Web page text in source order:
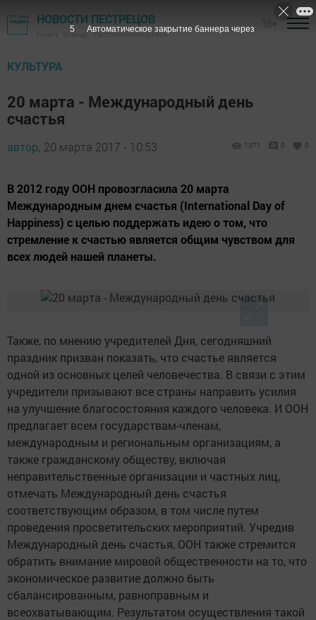
НОВОСТИ ПЕСТРЕЦОВ
Газета "Вперед" - Пестречинский район
КУЛЬТУРА
20 марта - Международный день
счастья
автор, 20 марта 2017 - 10:53 1371 0 0
В 2012 году ООН провозгласила 20 марта
Международным днем счастья (International Day of
Happiness) с целью поддержать идею о том, что
стремление к счастью является общим чувством для
всех людей нашей планеты.
Также, по мнению учредителей Дня, сегодняшний
праздник призван показать, что счастье является
одной из основных целей человечества. В связи с этим
учредители призывают все страны направить усилия
на улучшение благосостояния каждого человека. И ООН
предлагает всем государствам-членам,
международным и региональным организациям, а
также гражданскому обществу, включая
неправительственные организации и частных лиц,
отмечать Международный день счастья
соответствующим образом, в том числе путем
проведения просветительских мероприятий. Учредив
Международный день счастья, ООН также стремится
обратить внимание мировой общественности на то, что
экономическое развитие должно быть
сбалансированным, равноправным и
всеохватывающим. Результатом осуществления такой
3 Автоматическое закрытие баннера через